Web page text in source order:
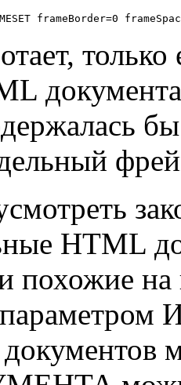
frameBorder=0
HTML
похожие